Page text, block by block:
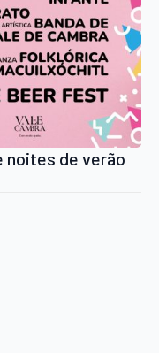
noites de verão